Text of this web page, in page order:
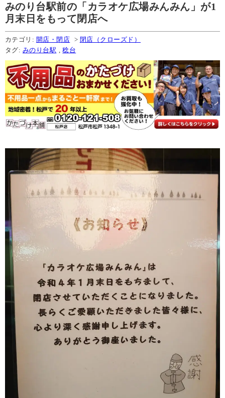
みのり台駅前の「カラオケ広場みんみん」が1
月末日をもって閉店へ
カテゴリ: 開店・閉店 > 閉店（クローズド）
タグ: みのり台駅 ,稔台